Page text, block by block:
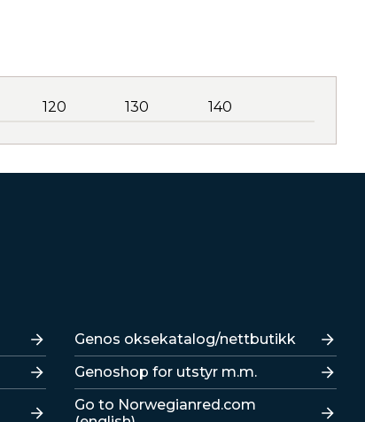
120 130 140
Lenker
Genos oksekatalog/nettbutikk
Genoshop for utstyr m.m.
Go to Norwegianred.com